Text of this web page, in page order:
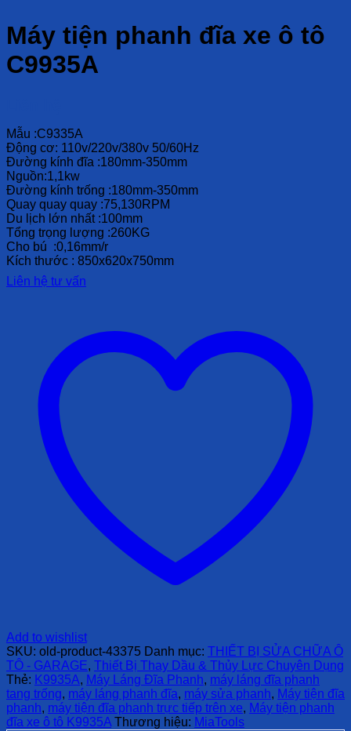
Máy tiện phanh đĩa xe ô tô
C9935A
Mẫu :C9335A
Động cơ: 110v/220v/380v 50/60Hz
Đường kính đĩa :180mm-350mm
Nguồn:1,1kw
Đường kính trống :180mm-350mm
Quay quay quay :75,130RPM
Du lịch lớn nhất :100mm
Tổng trọng lượng :260KG
Cho bú :0,16mm/r
Kích thước : 850x620x750mm
Liên hệ tư vấn
Add to wishlist
SKU: old-product-43375 Danh mục: THIẾT BỊ SỬA CHỮA Ô
TÔ - GARAGE, Thiết Bị Thay Dầu & Thủy Lực Chuyên Dụng
Thẻ: K9935A, Máy Láng Đĩa Phanh, máy láng đĩa phanh
tang trống, máy láng phanh đĩa, máy sửa phanh, Máy tiện đĩa
phanh, máy tiện đĩa phanh trực tiếp trên xe, Máy tiện phanh
đĩa xe ô tô K9935A Thương hiệu: MiaTools